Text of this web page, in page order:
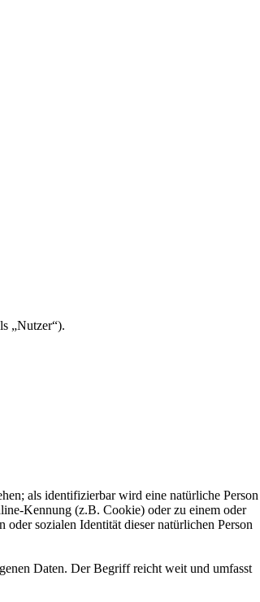
„Nutzer“).
als identifizierbar wird eine natürliche Person
Kennung (z.B. Cookie) oder zu einem oder
sozialen Identität dieser natürlichen Person
Daten. Der Begriff reicht weit und umfasst